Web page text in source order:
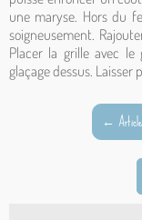
une maryse. Hors du
soigneusement.
Placer la grille avec
glaçage dessus.
←